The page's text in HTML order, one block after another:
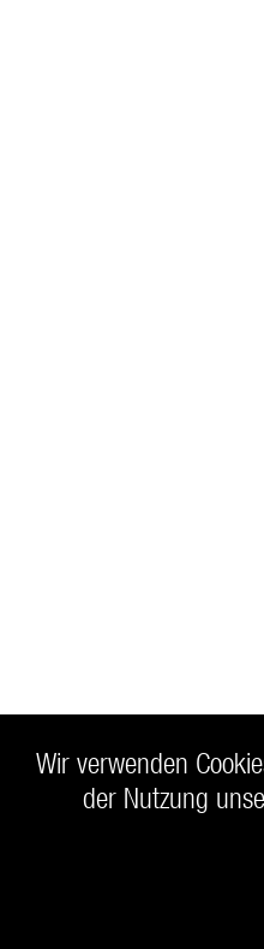
Wir verwenden
der Nutzung